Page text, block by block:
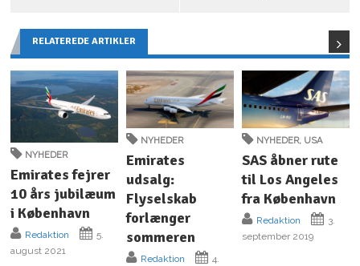
RELATEREDE ARTIKLER
NYHEDER
Emirates fejrer
10 års jubilæum
i København
Redaktion
5.
august 2021
NYHEDER
Emirates
udsalg:
Flyselskab
forlænger
sommeren
Redaktion
4.
NYHEDER, USA
SAS åbner rute
til Los Angeles
fra København
Redaktion
3.
september 2019